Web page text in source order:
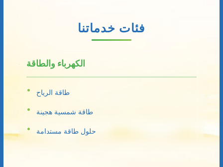
فئات خدماتنا
الكهرباء والطاقة
طاقة الرياح
طاقة شمسية هجينة
حلول طاقة مستدامة